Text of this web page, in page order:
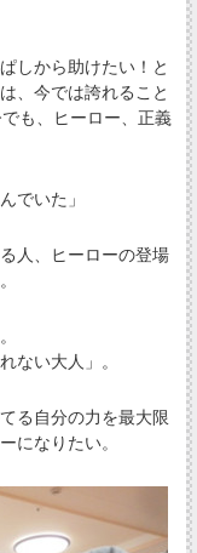
しから助けたい！と
、今では誇れること
も、ヒーロー、正義
でいた」
人、ヒーローの登場
ない大人」。
る自分の力を最大限
になりたい。